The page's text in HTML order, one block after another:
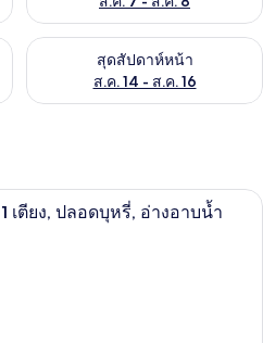
ดสัปดาห์นี้ ส.ค. 7 - ส.ค. 9
สุดสัปดาห์หน้า
ส.ค. 14 - ส.ค. 16
ตรวจสอบจำนวนห้องพักว่างใน
เครื่องนอนระดับพรีเมียม, Wi-Fi ฟรี, ผ้
เตียง, ปลอดบุหรี่, อ่างอาบน้ำ